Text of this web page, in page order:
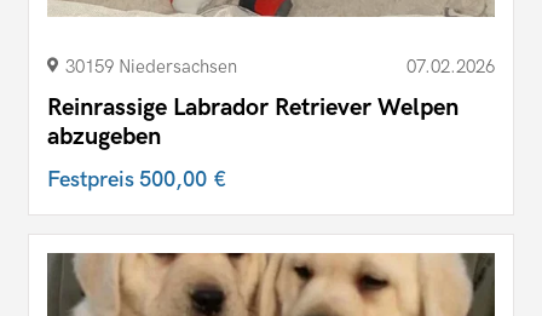
30159 Niedersachsen 07.02.2026
Reinrassige Labrador Retriever Welpen
abzugeben
Festpreis500,00 €